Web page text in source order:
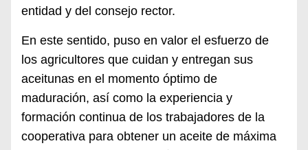
entidad y del consejo rector.
En este sentido, puso en valor el esfuerzo de
los agricultores que cuidan y entregan sus
aceitunas en el momento óptimo de
maduración, así como la experiencia y
formación continua de los trabajadores de la
cooperativa para obtener un aceite de máxima